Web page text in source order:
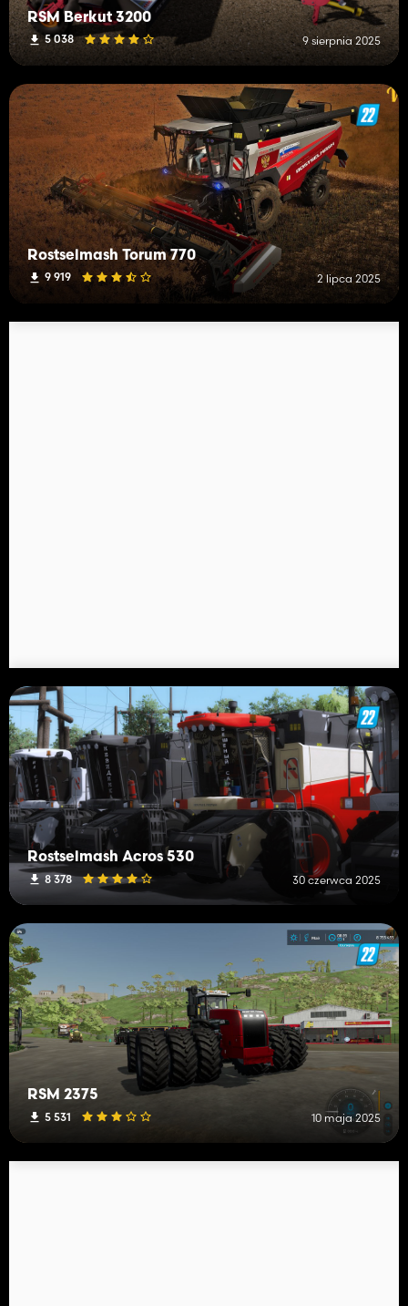
RSM Berkut 3200
5 038 9 sierpnia 2025
Rostselmash Torum 770
9 919 2 lipca 2025
Rostselmash Acros 530
8 378 30 czerwca 2025
RSM 2375
5 531 10 maja 2025